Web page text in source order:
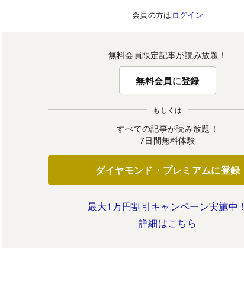
会員の方は ログイン
無料会員限定記事が読み放題！
無料会員に登録
もしくは
すべての記事が読み放題！
7日間無料体験
ダイヤモンド・プレミアムに登録
最大1万円割引キャンペーン実施中！
詳細はこちら